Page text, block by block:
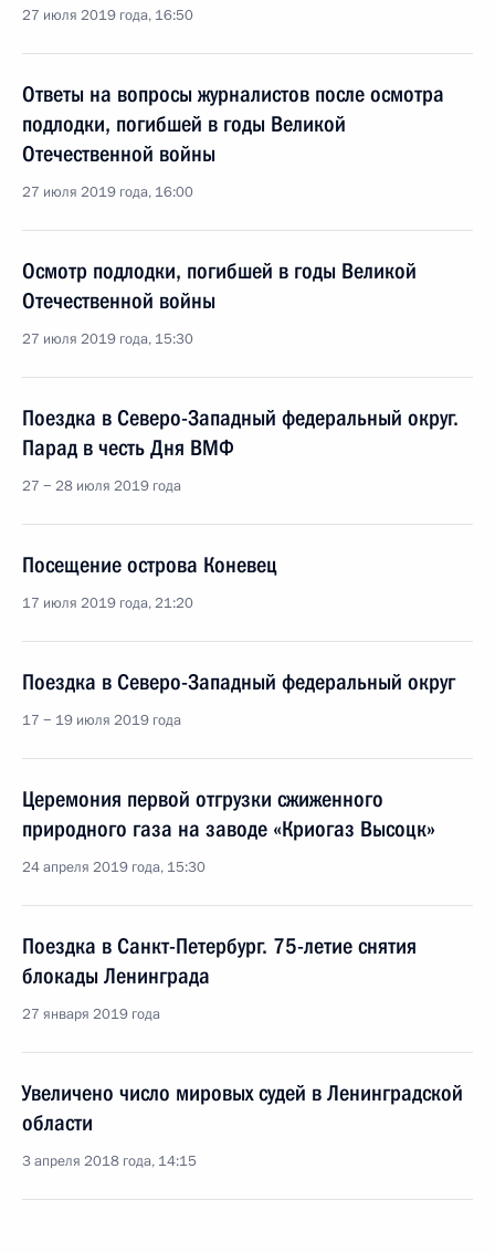
27 июля 2019 года, 16:50
Ответы на вопросы журналистов после осмотра
подлодки, погибшей в годы Великой
Отечественной войны
27 июля 2019 года, 16:00
Осмотр подлодки, погибшей в годы Великой
Отечественной войны
27 июля 2019 года, 15:30
Поездка в Северо-Западный федеральный округ.
Парад в честь Дня ВМФ
27 − 28 июля 2019 года
Посещение острова Коневец
17 июля 2019 года, 21:20
Поездка в Северо-Западный федеральный округ
17 − 19 июля 2019 года
Церемония первой отгрузки сжиженного
природного газа на заводе «Криогаз Высоцк»
24 апреля 2019 года, 15:30
Поездка в Санкт-Петербург. 75-летие снятия
блокады Ленинграда
27 января 2019 года
Увеличено число мировых судей в Ленинградской
области
3 апреля 2018 года, 14:15